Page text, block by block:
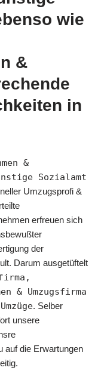
wie
&
in
&
Sozialamt
Umzugsprofi &
erfreuen sich
der
Darum ausgetüftelt
& Umzugsfirma
. Selber
unsere
auf die Erwartungen